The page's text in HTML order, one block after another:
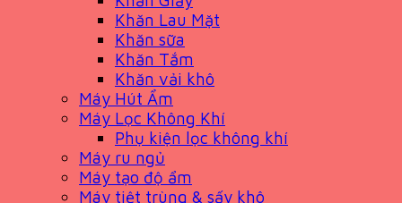
Khăn Lau Mặt
Khăn sữa
Khăn Tắm
Khăn vải khô
Máy Hút Ẩm
Máy Lọc Không Khí
Phụ kiện lọc không khí
Máy ru ngủ
Máy tạo độ ẩm
Máy tiệt trùng & sấy khô